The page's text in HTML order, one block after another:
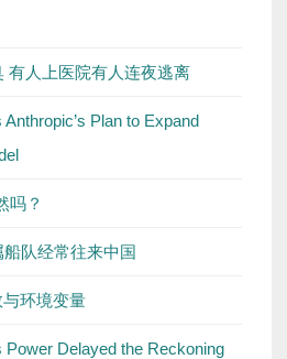
有人上医院有人连夜逃离
Plan to Expand
吗？
队经常往来中国
环境变量
Power Delayed the Reckoning